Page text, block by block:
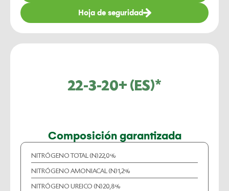
Hoja de seguridad
22-3-20+ (ES)*
Composición garantizada
NITRÓGENO TOTAL (N)22,0%
NITRÓGENO AMONIACAL (N)1,2%
NITRÓGENO UREICO (N)20,8%